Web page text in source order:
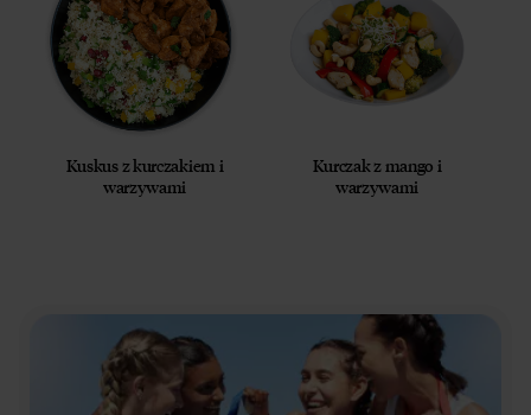
Kuskus z kurczakiem i
warzywami
Kurczak z mango i
warzywami